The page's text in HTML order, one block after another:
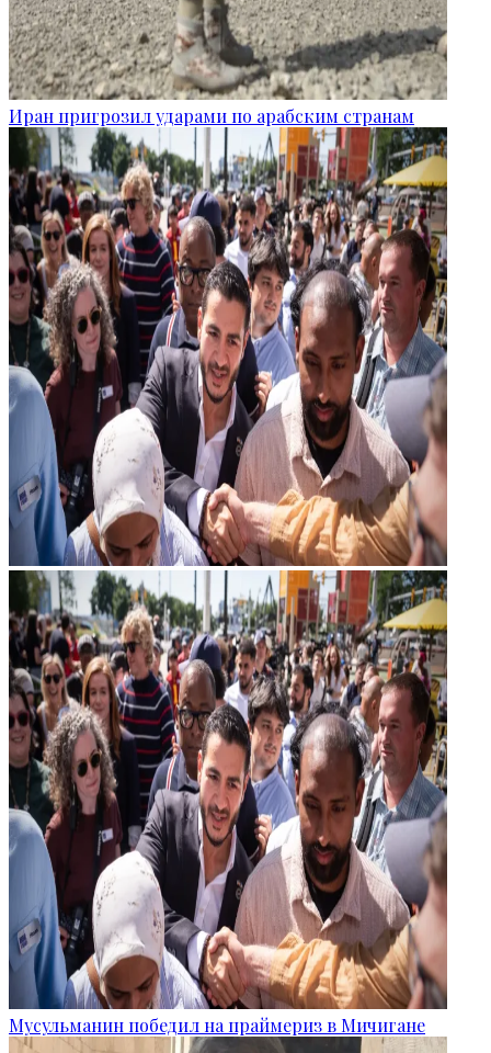
Иран пригрозил ударами по арабским странам
Мусульманин победил на праймериз в Мичигане